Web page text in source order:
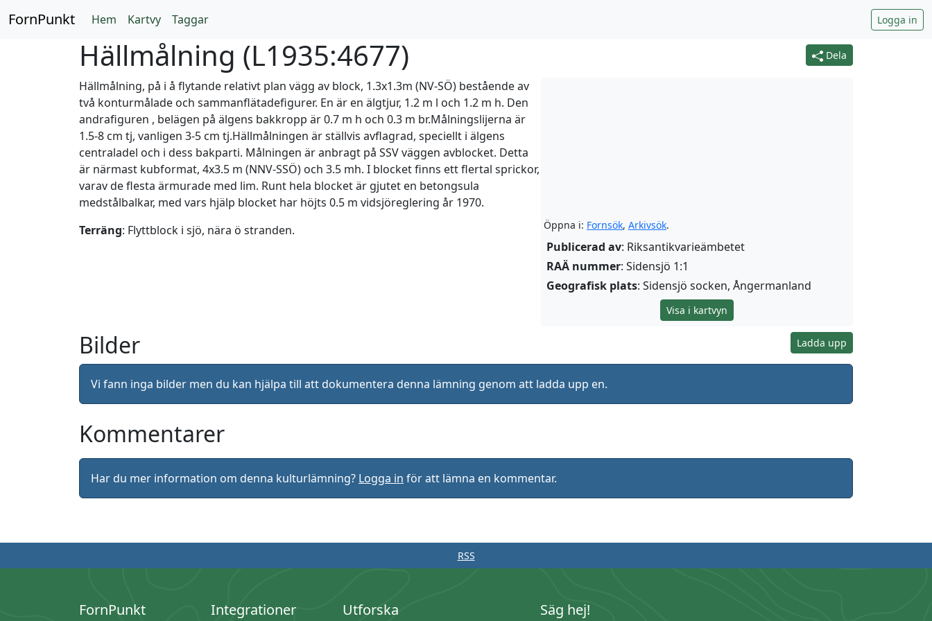
FornPunkt Hem Kartvy Taggar Logga in
Dela
Hällmålning (L1935:4677)
Öppna i: Fornsök, Arkivsök.
Publicerad av: Riksantikvarieämbetet
RAÄ nummer: Sidensjö 1:1
Geografisk plats: Sidensjö socken, Ångermanland
Visa i kartvyn
Hällmålning, på i å flytande relativt plan vägg av block, 1.3x1.3m (NV-SÖ) bestående av
två konturmålade och sammanflätadefigurer. En är en älgtjur, 1.2 m l och 1.2 m h. Den
andrafiguren , belägen på älgens bakkropp är 0.7 m h och 0.3 m br.Målningslijerna är
1.5-8 cm tj, vanligen 3-5 cm tj.Hällmålningen är ställvis avflagrad, speciellt i älgens
centraladel och i dess bakparti. Målningen är anbragt på SSV väggen avblocket. Detta
är närmast kubformat, 4x3.5 m (NNV-SSÖ) och 3.5 mh. I blocket finns ett flertal sprickor,
varav de flesta ärmurade med lim. Runt hela blocket är gjutet en betongsula
medstålbalkar, med vars hjälp blocket har höjts 0.5 m vidsjöreglering år 1970.
Terräng: Flyttblock i sjö, nära ö stranden.
Ladda upp
Bilder
Vi fann inga bilder men du kan hjälpa till att dokumentera denna lämning genom att ladda upp en.
Kommentarer
Har du mer information om denna kulturlämning? Logga in för att lämna en kommentar.
RSS
FornPunkt Integrationer Utforska Säg hej!